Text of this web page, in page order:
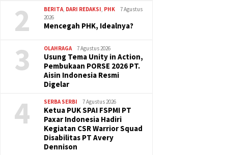
2 BERITA DARI REDAKSI PHK
7 Agustus
2026
Mencegah PHK, Idealnya?
3 OLAHRAGA 7 Agustus 2026
Usung Tema Unity in Action,
Pembukaan PORSE 2026 PT.
Aisin Indonesia Resmi
Digelar
4 SERBA SERBI 7 Agustus 2026
Ketua PUK SPAI FSPMI PT
Paxar Indonesia Hadiri
Kegiatan CSR Warrior Squad
Disabilitas PT Avery
Dennison